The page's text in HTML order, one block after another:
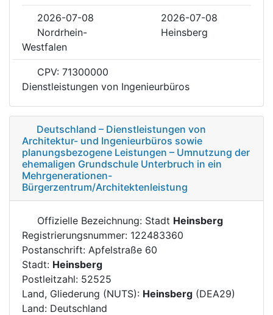
2026-07-08
2026-07-08
Nordrhein-
Westfalen
Heinsberg
CPV: 71300000
Dienstleistungen von Ingenieurbüros
Deutschland – Dienstleistungen von
Architektur- und Ingenieurbüros sowie
planungsbezogene Leistungen – Umnutzung der
ehemaligen Grundschule Unterbruch in ein
Mehrgenerationen-
Bürgerzentrum/Architektenleistung
Offizielle Bezeichnung: Stadt Heinsberg
Registrierungsnummer: 122483360
Postanschrift: Apfelstraße 60
Stadt: Heinsberg
Postleitzahl: 52525
Land, Gliederung (NUTS): Heinsberg (DEA29)
Land: Deutschland